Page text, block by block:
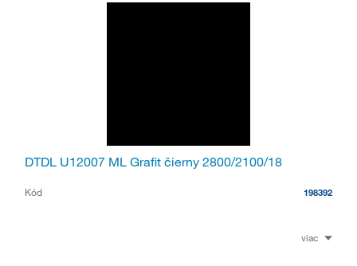
DTDL U12007 ML Grafit čierny 2800/2100/18
Kód 198392
viac